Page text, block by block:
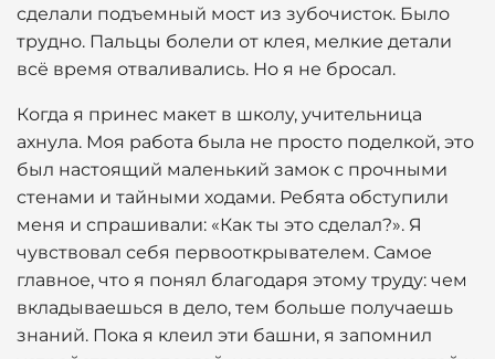
сделали подъемный мост из зубочисток. Было
трудно. Пальцы болели от клея, мелкие детали
всё время отваливались. Но я не бросал.
Когда я принес макет в школу, учительница
ахнула. Моя работа была не просто поделкой, это
был настоящий маленький замок с прочными
стенами и тайными ходами. Ребята обступили
меня и спрашивали: «Как ты это сделал?». Я
чувствовал себя первооткрывателем. Самое
главное, что я понял благодаря этому труду: чем
вкладываешься в дело, тем больше получаешь
знаний. Пока я клеил эти башни, я запомнил